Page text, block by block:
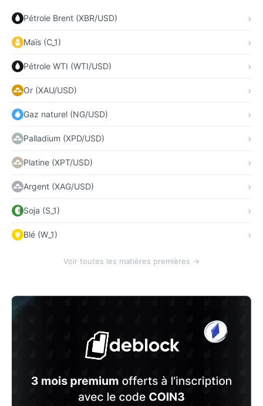
Pétrole Brent (XBR/USD)
Maïs (C_1)
Pétrole WTI (WTI/USD)
Or (XAU/USD)
Gaz naturel (NG/USD)
Palladium (XPD/USD)
Platine (XPT/USD)
Argent (XAG/USD)
Soja (S_1)
Blé (W_1)
Voir toutes les matières premières →